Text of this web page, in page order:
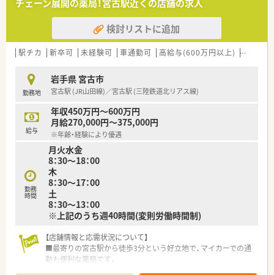
【法人特徴について】
■患者様とのふれあいや思いやりを何よりも大切にし、地域に密
着した温かみのある薬局運営を行っています。
■地域の皆様が明るく元気に過ごせるよう、最も身近な健康アド
■日々の業務において笑顔での挨拶や周囲への感謝の気持ちを
忘れず、薬局の存在意義を常に追求する企業です。
【勤務実態について】
■月平均の残業時間は5.6時間と非常に少なく、18時までの勤務
がメインのためワークライフバランスが充実します。
■水曜日と土曜日は12時半までの半日営業となっており、午後
の時間を自身のプライベートに有効活用できます。
■2021年度の実績では平均有給休暇取得日数が10日となってお
り、お休みをしっかりと確保できる職場環境です。
チェーン展開の薬局！宮古駅近くの店舗の求人
検討リストに追加
駅チカ 新卒可 未経験可 車通勤可 高給与(600万円以上) 寮・借
勤務地
岩手県 宮古市
宮古駅 (JR山田線)／宮古駅 (三陸鉄道北リアス線)
給与
年収450万円～600万円
月給270,000円～375,000円
※年齢・経験により優遇
勤務
時間
月火水金
8：30～18：00
木
8：30～17：00
土
8：30～13：00
※上記のうち週40時間(変則労働時間制)
【店舗情報と応需状況について】
■最寄りの宮古駅から徒歩3分という好立地で、マイカーでの通
勤も便利な薬局です。